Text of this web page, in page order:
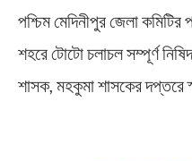
পশ্চিম মেদিনীপুর জেলা
শহরে টোটো চলাচল সম্পূর্ণ
শাসক, মহকুমা শাসকের দপ্তরে